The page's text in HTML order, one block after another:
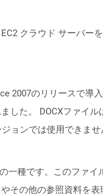
クラウド サーバー
2007のリリースで導
した。 DOCXファイ
ョンでは使用できませ
一種です。このファ
の他の参照資料を表